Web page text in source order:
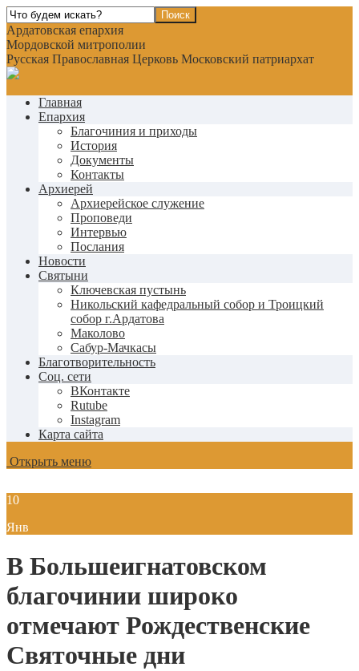
Ардатовская епархия
Мордовской митрополии
Русская Православная Церковь Московский патриархат
Главная
Епархия
Благочиния и приходы
История
Документы
Контакты
Архиерей
Архиерейское служение
Проповеди
Интервью
Послания
Новости
Святыни
Ключевская пустынь
Никольский кафедральный собор и Троицкий
собор г.Ардатова
Маколово
Сабур-Мачкасы
Благотворительность
Соц. сети
ВКонтакте
Rutube
Instagram
Карта сайта
Открыть меню
10
Янв
В Большеигнатовском
благочинии широко
отмечают Рождественские
Святочные дни